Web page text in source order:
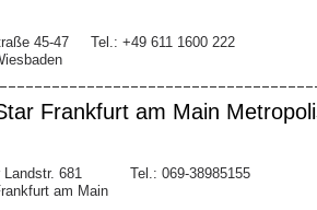
45-47
Tel.: +49 611 1600 222
Frankfurt am Main
Landstr. 681
am Main
Tel.: 069-38985155